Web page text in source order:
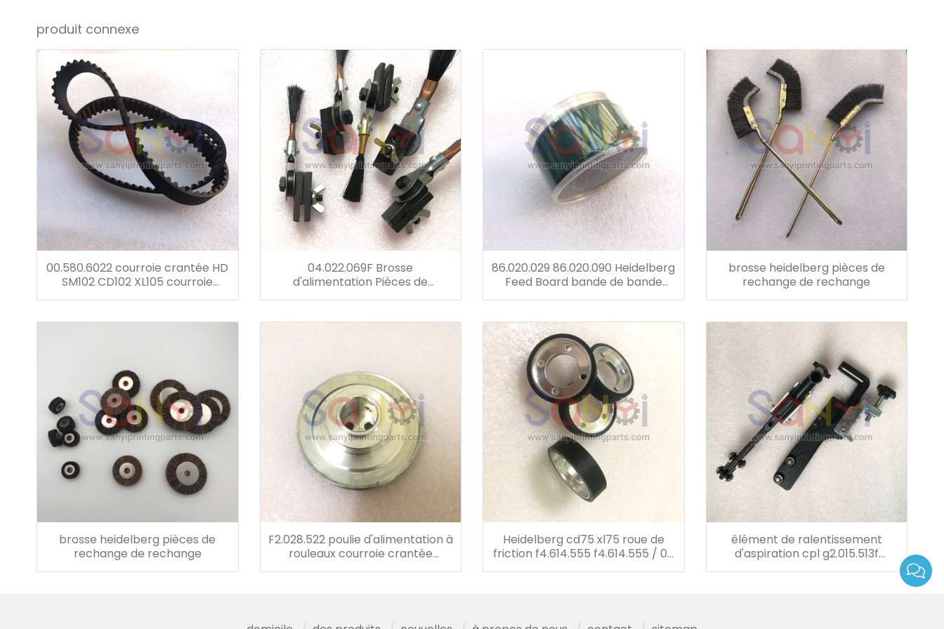
produit connexe
00.580.6022 courroie crantée HD
SM102 CD102 XL105 courroie
d'entraînement d'alimentation
offset
04.022.069F Brosse
d'alimentation Pièces de
rechange Heidelberg
86.020.029 86.020.090 Heidelberg
Feed Board bande de bande
ceinture SM102 taille de ceinture:
brosse heidelberg pièces de
rechange de rechange
brosse heidelberg pièces de
rechange de rechange
F2.028.522 poulie d'alimentation à
rouleaux courroie crantée
heidelberg sm102 cd102 xl105
Heidelberg cd75 xl75 roue de
friction f4.614.555 f4.614.555 / 03
pièces de rechange
élément de ralentissement
d'aspiration cpl g2.015.513f
g2.015.514f heidelberg sm52